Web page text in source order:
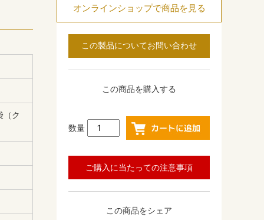
ク
オンラインショップで商品を見る
この製品についてお問い合わせ
この商品を購入する
数量
ご購入に当たっての注意事項
この商品をシェア